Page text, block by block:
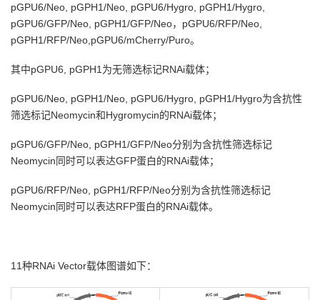
pGPU6/Neo, pGPH1/Neo, pGPU6/Hygro, pGPH1/Hygro,
pGPU6/GFP/Neo, pGPH1/GFP/Neo， pGPU6/RFP/Neo,
pGPH1/RFP/Neo,pGPU6/mCherry/Puro。
其中pGPU6, pGPH1为无筛选标记RNAi载体；
pGPU6/Neo, pGPH1/Neo, pGPU6/Hygro, pGPH1/Hygro为含抗性
筛选标记Neomycin和Hygromycin的RNAi载体；
pGPU6/GFP/Neo, pGPH1/GFP/Neo分别为含抗性筛选标记
Neomycin同时可以表达GFP蛋白的RNAi载体；
pGPU6/RFP/Neo, pGPH1/RFP/Neo分别为含抗性筛选标记
Neomycin同时可以表达RFP蛋白的RNAi载体。
11种RNAi Vector载体图谱如下：